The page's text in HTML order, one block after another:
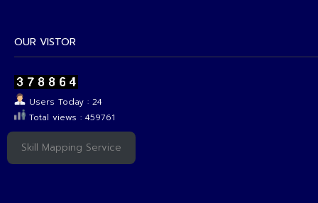
OUR VISTOR
Users Today : 24
Total views : 459761
Skill Mapping Service